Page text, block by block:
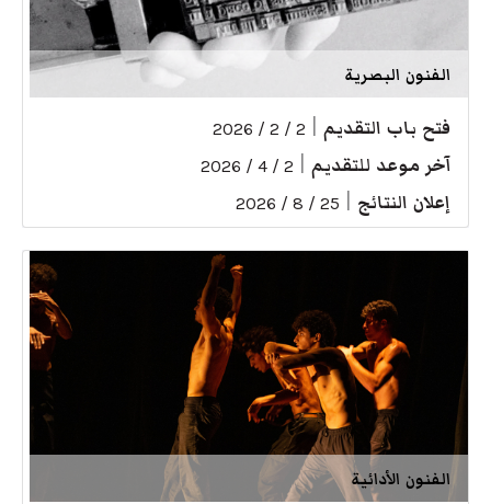
الفنون البصرية
فتح باب التقديم 2 / 2 / 2026
آخر موعد للتقديم 2 / 4 / 2026
إعلان النتائج 25 / 8 / 2026
الفنون الأدائية